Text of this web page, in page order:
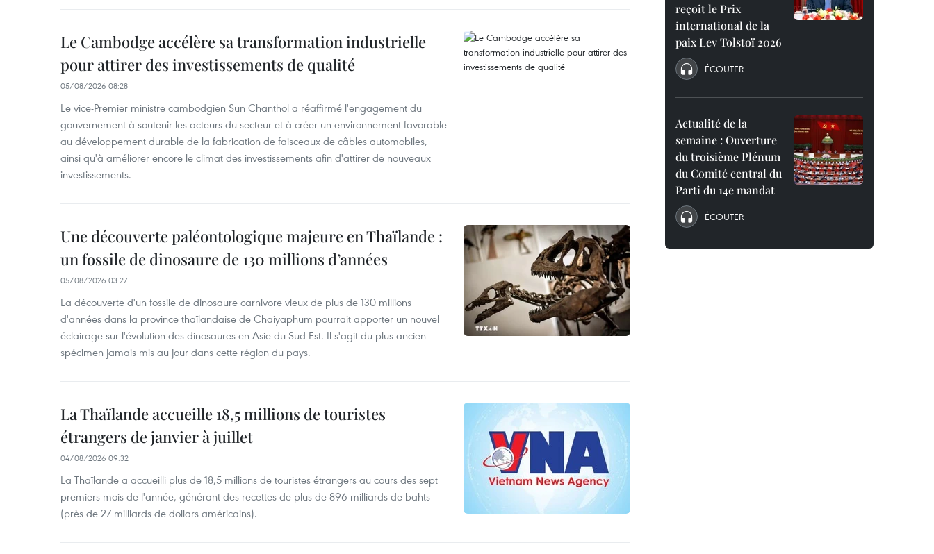
Le Cambodge accélère sa transformation industrielle
pour attirer des investissements de qualité
05/08/2026 08:28
Le vice-Premier ministre cambodgien Sun Chanthol a réaffirmé l'engagement du
gouvernement à soutenir les acteurs du secteur et à créer un environnement favorable
au développement durable de la fabrication de faisceaux de câbles automobiles,
ainsi qu'à améliorer encore le climat des investissements afin d'attirer de nouveaux
investissements.
Une découverte paléontologique majeure en Thaïlande :
un fossile de dinosaure de 130 millions d’années
05/08/2026 03:27
La découverte d'un fossile de dinosaure carnivore vieux de plus de 130 millions
d'années dans la province thaïlandaise de Chaiyaphum pourrait apporter un nouvel
éclairage sur l'évolution des dinosaures en Asie du Sud-Est. Il s'agit du plus ancien
spécimen jamais mis au jour dans cette région du pays.
La Thaïlande accueille 18,5 millions de touristes
étrangers de janvier à juillet
04/08/2026 09:32
La Thaïlande a accueilli plus de 18,5 millions de touristes étrangers au cours des sept
premiers mois de l'année, générant des recettes de plus de 896 milliards de bahts
(près de 27 milliards de dollars américains).
reçoit le Prix
international de la
paix Lev Tolstoï 2026
ÉCOUTER
Actualité de la
semaine : Ouverture
du troisième Plénum
du Comité central du
Parti du 14e mandat
ÉCOUTER